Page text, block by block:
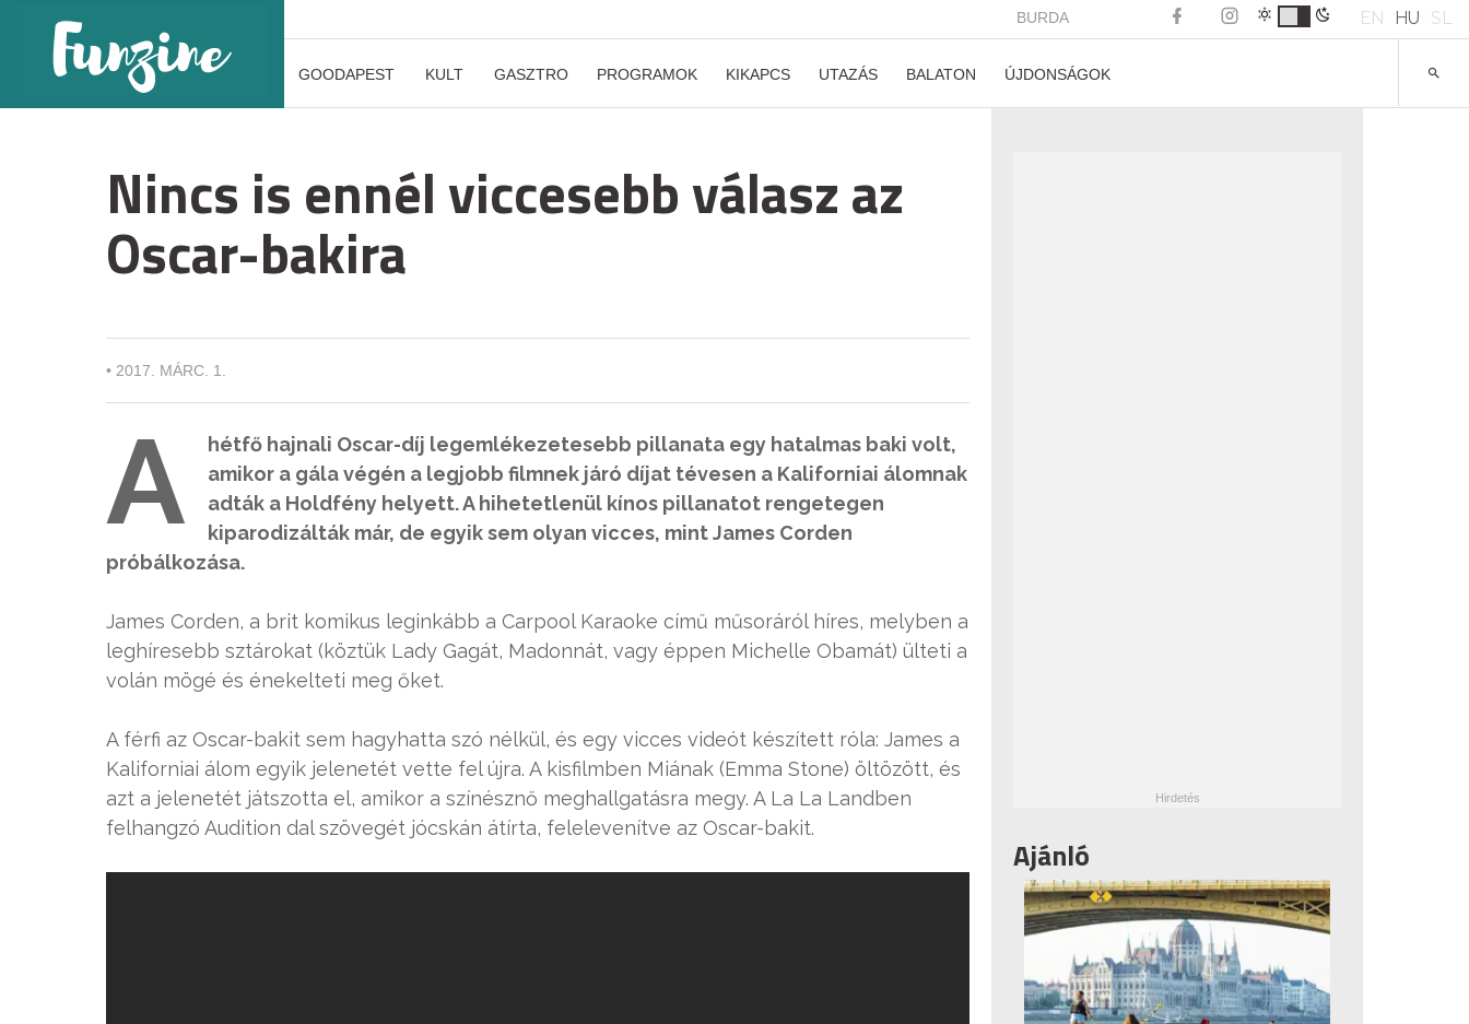
BURDA EN HU SL
GOODAPEST KULT GASZTRO PROGRAMOK KIKAPCS UTAZÁS BALATON ÚJDONSÁGOK
Nincs is ennél viccesebb válasz az
Oscar-bakira
• 2017. MÁRC. 1.
A
hétfő hajnali Oscar-díj legemlékezetesebb pillanata egy hatalmas baki volt,
amikor a gála végén a legjobb filmnek járó díjat tévesen a Kaliforniai álomnak
adták a Holdfény helyett. A hihetetlenül kínos pillanatot rengetegen
kiparodizálták már, de egyik sem olyan vicces, mint James Corden
próbálkozása.
James Corden, a brit komikus leginkább a Carpool Karaoke című műsoráról híres, melyben a
leghíresebb sztárokat (köztük Lady Gagát, Madonnát, vagy éppen Michelle Obamát) ülteti a
volán mögé és énekelteti meg őket.
A férfi az Oscar-bakit sem hagyhatta szó nélkül, és egy vicces videót készített róla: James a
Kaliforniai álom egyik jelenetét vette fel újra. A kisfilmben Miának (Emma Stone) öltözött, és
azt a jelenetét játszotta el, amikor a színésznő meghallgatásra megy. A La La Landben
felhangzó Audition dal szövegét jócskán átírta, felelevenítve az Oscar-bakit.
Ajánló